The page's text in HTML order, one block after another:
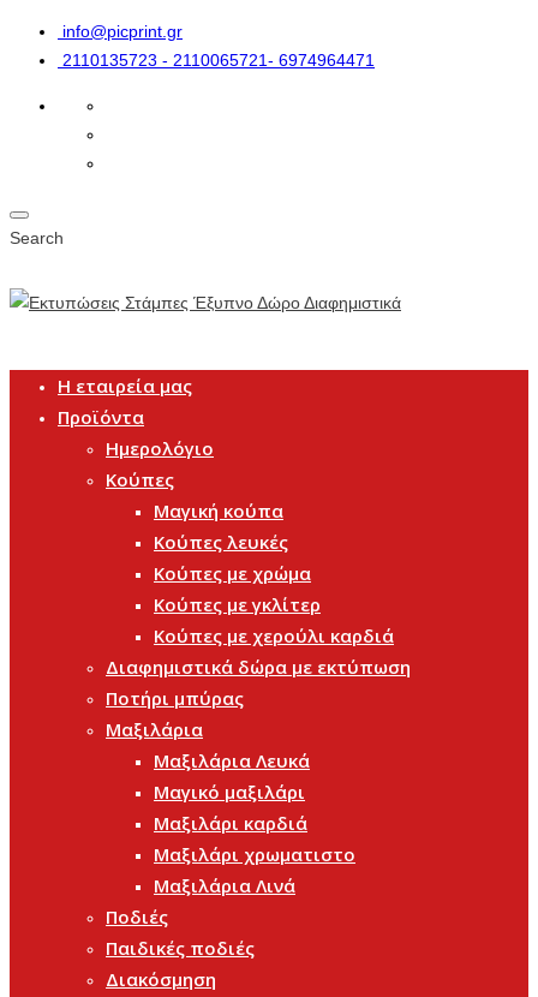
info@picprint.gr
2110135723 - 2110065721- 6974964471
Search
Η εταιρεία μας
Προϊόντα
Ημερολόγιο
Κούπες
Μαγική κούπα
Κούπες λευκές
Κούπες με χρώμα
Κούπες με γκλίτερ
Κούπες με χερούλι καρδιά
Διαφημιστικά δώρα με εκτύπωση
Ποτήρι μπύρας
Μαξιλάρια
Μαξιλάρια Λευκά
Μαγικό μαξιλάρι
Μαξιλάρι καρδιά
Μαξιλάρι χρωματιστο
Μαξιλάρια Λινά
Ποδιές
Παιδικές ποδιές
Διακόσμηση